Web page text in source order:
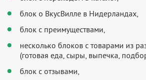
блок о ВкусВилле в Нидерландах,
блок с преимуществами,
несколько блоков с товарами из
(готовая еда, сыры, выпечка,
блок с отзывами,